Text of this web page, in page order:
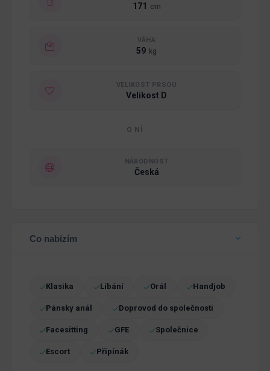
171 cm
VÁHA
59 kg
VELIKOST PRSOU
Velikost D
O NÍ
NÁRODNOST
Česká
Co nabízím
Klasika Líbání Orál Handjob
Pánsky anál Doprovod do společnosti
Facesitting GFE Společnice
Escort Připínák